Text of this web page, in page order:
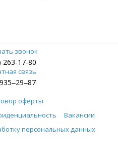
звонок
263-17-80
связь
оферты
Вакансии
персональных данных